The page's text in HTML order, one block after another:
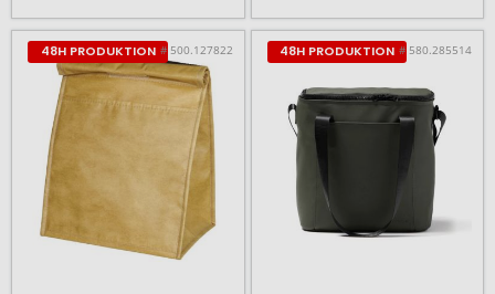
48H PRODUKTION # 500.127822 48H PRODUKTION # 580.285514